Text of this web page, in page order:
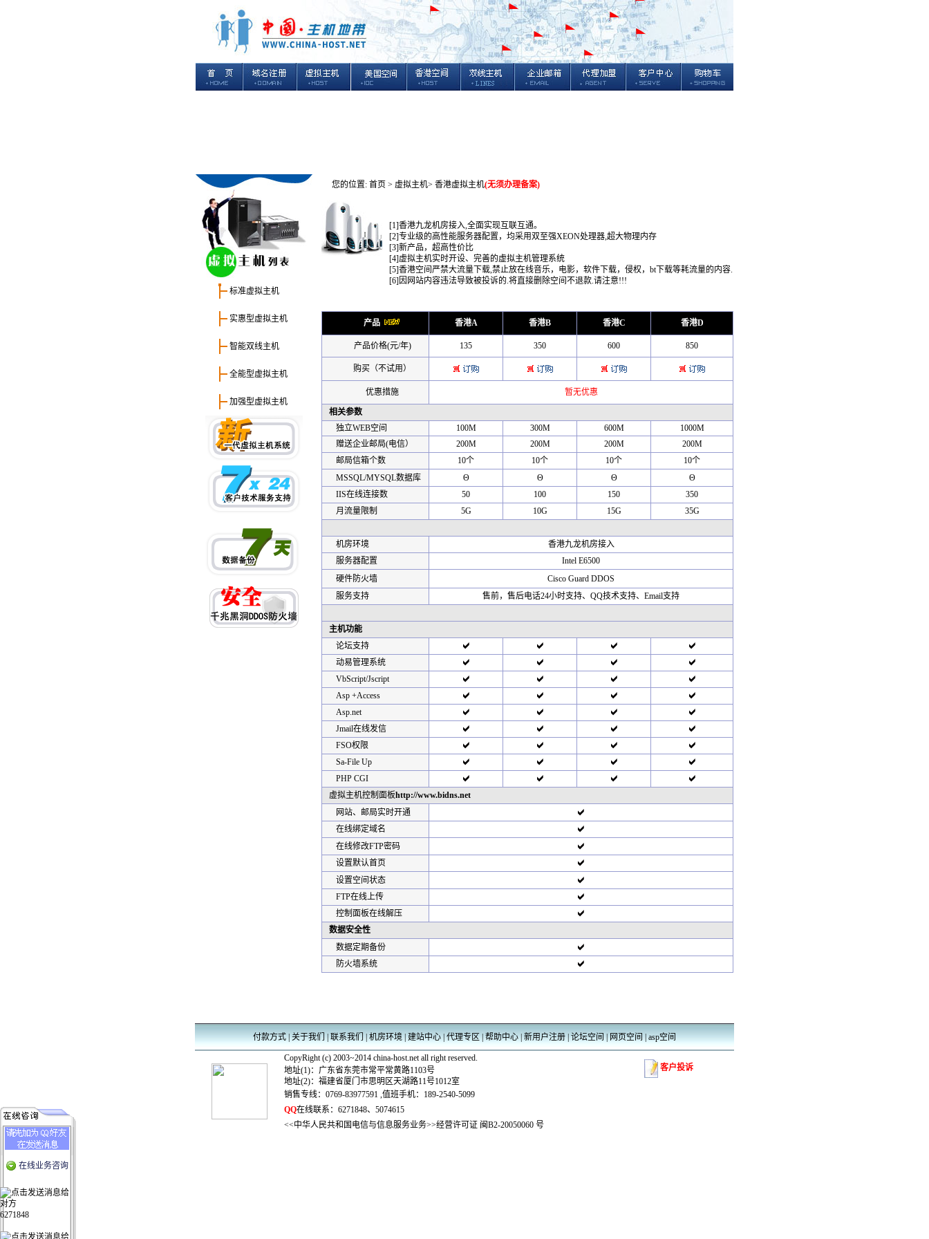
标准虚拟主机
实惠型虚拟主机
智能双线主机
全能型虚拟主机
加强型虚拟主机
您的位置: 首页 > 虚拟主机> 香港虚拟主机(无须办理备案)
[1]香港九龙机房接入,全面实现互联互通。
[2]专业级的高性能服务器配置，均采用双至强XEON处理器,超大物理内存
[3]新产品，超高性价比
[4]虚拟主机实时开设、完善的虚拟主机管理系统
[5]香港空间严禁大流量下载,禁止放在线音乐，电影，软件下载，侵权，bt下载等耗流量的内容.
[6]因网站内容违法导致被投诉的.将直接删除空间不退款.请注意!!!
产品 香港A 香港B 香港C 香港D
产品价格(元/年) 135 350 600 850
购买（不试用）
优惠措施 暂无优惠
相关参数
独立WEB空间
100M 300M 600M
1000M
赠送企业邮局(电信）
200M 200M 200M
200M
邮局信箱个数
10个 10个 10个
10个
MSSQL/MYSQL数据库
Θ Θ Θ
Θ
IIS在线连接数
50 100 150
350
月流量限制
5G 10G 15G 35G
机房环境
香港九龙机房接入
服务器配置
Intel E6500
硬件防火墙
Cisco Guard DDOS
服务支持
售前，售后电话24小时支持、QQ技术支持、Email支持
主机功能
论坛支持
动易管理系统
VbScript/Jscript
Asp +Access
Asp.net
Jmail在线发信
FSO权限
Sa-File Up
PHP CGI
虚拟主机控制面板http://www.bidns.net
网站、邮局实时开通
在线绑定域名
在线修改FTP密码
设置默认首页
设置空间状态
FTP在线上传
控制面板在线解压
数据安全性
数据定期备份
防火墙系统
付款方式|关于我们 联系我们 |机房环境| 建站中心 |代理专区| 帮助中心 新用户注册|论坛空间|网页空间|asp空间
CopyRight (c) 2003~2014 china-host.net all right reserved.
客户投诉
地址(1)： 广东省东莞市常平常黄路1103号
地址(2)： 福建省厦门市思明区天湖路11号1012室
销售专线： 0769-83977591 ,值班手机：189-2540-5099
QQ在线联系：6271848、5074615
<<中华人民共和国电信与信息服务业务>>经营许可证 闽B2-20050060 号
在线业务咨询
6271848